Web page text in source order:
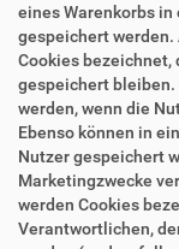
eines Warenkorbs
gespeichert werden.
Cookies bezeichnet,
gespeichert bleiben.
werden, wenn die
Ebenso können in
Nutzer gespeichert
Marketingzwecke
werden Cookies
Verantwortlichen,